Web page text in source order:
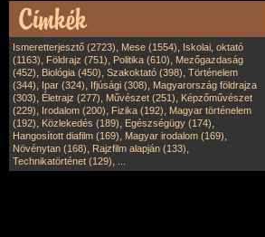
Ismeretterjesztő (2723), Mese (1554), Iskolai, oktató
(1163), Földrajz (751), Politika (610), Mezőgazdaság
(452), Biológia (450), Szakoktató (398), Történelem
(344), Ipar (324), Ifjúsági (308), Magyarország földrajza
(303), Életrajz (277), Művészet (251), Képzőművészet
(229), Irodalom (200), Fizika (192), Magyar történelem
(192), Közlekedés (189), Egészségügy (174),
Hangosított diafilm (169), Magyar irodalom (169),
Növénytan (168), Rajzfilm alapján (133),
Technikatörténet (129),